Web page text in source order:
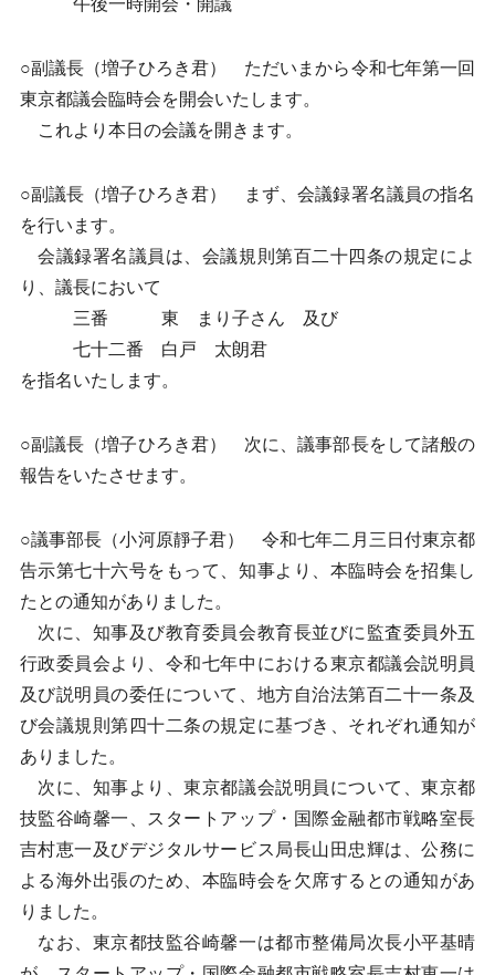
午後一時開会・開議
○副議長（増子ひろき君） ただいまから令和七年第一回
東京都議会臨時会を開会いたします。
これより本日の会議を開きます。
○副議長（増子ひろき君） まず、会議録署名議員の指名
を行います。
会議録署名議員は、会議規則第百二十四条の規定によ
り、議長において
三番 東 まり子さん 及び
七十二番 白戸 太朗君
を指名いたします。
○副議長（増子ひろき君） 次に、議事部長をして諸般の
報告をいたさせます。
○議事部長（小河原靜子君） 令和七年二月三日付東京都
告示第七十六号をもって、知事より、本臨時会を招集し
たとの通知がありました。
次に、知事及び教育委員会教育長並びに監査委員外五
行政委員会より、令和七年中における東京都議会説明員
及び説明員の委任について、地方自治法第百二十一条及
び会議規則第四十二条の規定に基づき、それぞれ通知が
ありました。
次に、知事より、東京都議会説明員について、東京都
技監谷崎馨一、スタートアップ・国際金融都市戦略室長
吉村恵一及びデジタルサービス局長山田忠輝は、公務に
よる海外出張のため、本臨時会を欠席するとの通知があ
りました。
なお、東京都技監谷崎馨一は都市整備局次長小平基晴